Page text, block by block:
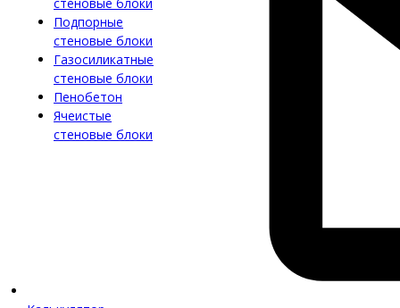
Подпорные
стеновые блоки
Газосиликатные
стеновые блоки
Пенобетон
Ячеистые
стеновые блоки